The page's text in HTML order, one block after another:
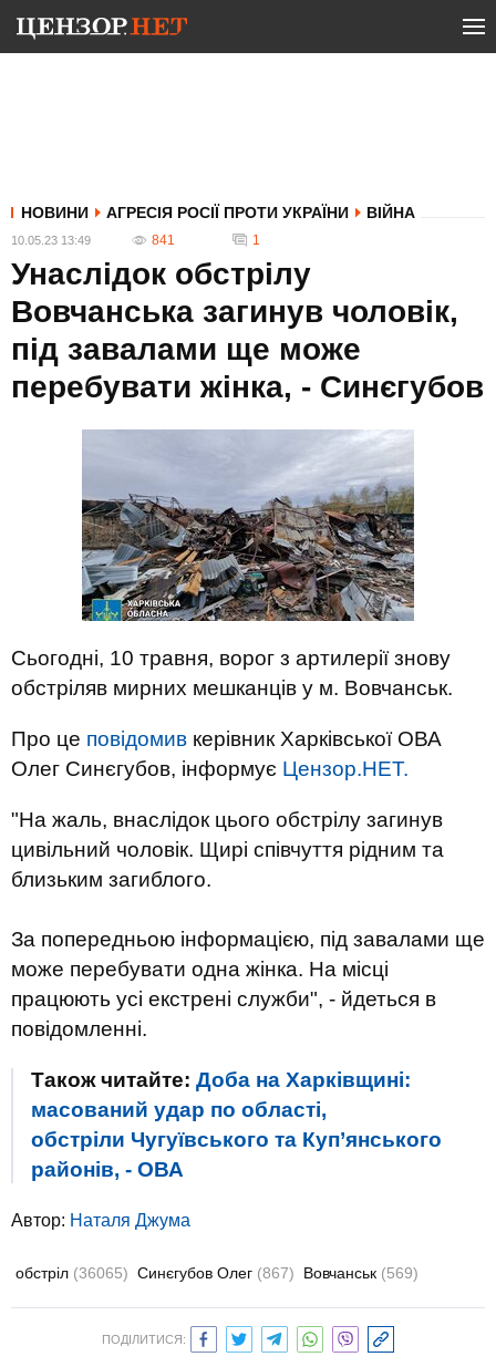
НОВИНИ АГРЕСІЯ РОСІЇ ПРОТИ УКРАЇНИ ВІЙНА
10.05.23 13:49 841 1
Унаслідок обстрілу
Вовчанська загинув чоловік,
під завалами ще може
перебувати жінка, - Синєгубов
Сьогодні, 10 травня, ворог з артилерії знову
обстріляв мирних мешканців у м. Вовчанськ.
Про це повідомив керівник Харківської ОВА
Олег Синєгубов, інформує Цензор.НЕТ.
"На жаль, внаслідок цього обстрілу загинув
цивільний чоловік. Щирі співчуття рідним та
близьким загиблого.
За попередньою інформацією, під завалами ще
може перебувати одна жінка. На місці
працюють усі екстрені служби", - йдеться в
повідомленні.
Також читайте: Доба на Харківщині:
масований удар по області,
обстріли Чугуївського та Куп’янського
районів, - ОВА
Автор: Наталя Джума
обстріл (36065) Синєгубов Олег (867) Вовчанськ (569)
ПОДІЛИТИСЯ: